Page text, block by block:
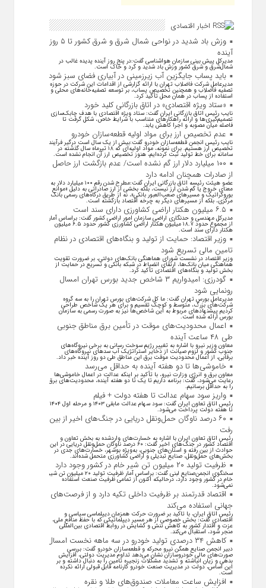
اخبار اقتصادی
وزش باد شدید در نواحی شمال شرق و شرق کشور تا ۵ روز
آینده
مدیرکل پیش بینی سازمان هواشناسی گفت:در پنج روز آینده پدیده غالب در
شمال‌شرق و شرق کشور وزش باد شدید و گرد و خاک است.
باید پساب جایگزین آب‌ زیرزمینی در آبیاری فضای سبز شود
مدیرعامل شرکت فاضلاب تهران با ارائه گزارشی از اقدامات این شرکت در حوزه
تصفیه فاضلاب و همچنین تخصیص پساب، بر توسعه تصفیه‌خانه‌های محلی و
استفاده از پساب در همان محل تأکید کرد.
«ستاد ویژه اقتصادی» در اتاق بازرگانی کلید خورد
نایب رئیس اتاق بازرگانی ایران گفت: ستاد ویژه اقتصادی با هدف چابک‌سازی
تصمیم‌گیری‌ها و ارائه راهکار‌های متناسب با شرایط خاص، شکل گرفت تا
فاصله میان مصوبه و اجرا کاهش یابد.
عدم تخصیص ارز برای مواد اولیه قطعه‌سازان خودرو
نایب رئیس انجمن قطعه‌سازان خودرو گفت:بیش از یک سال است درگیر فرآیند
تخصیص ارز هستیم. برای نمونه، مواد اولیه‌ای که ۱۸ تیرماه سال گذشته در
سامانه برای خط تولید ثبت کرده‌ایم، هنوز تخصیص ارز آن انجام نشده است.
۱۰۰ میلیارد دلار ارز گم نشده است/ عدم بازگشت ارز حاصل
از صادرات همچنان ادامه دارد
عضو هیئت رئیسه اتاق بازرگانی ایران گفت:مطرح شدن رقم ۱۰۰ میلیارد دلار به
معنای خروج یا گم شدن ارز نیست، بلکه بخشی از ارز صادراتی به دلیل «موانع
بوروکراتیک و مسیر‌های صعب‌العبور بانکی»، نه از طریق درگاه‌های رسمی بانک
مرکزی، بلکه از مسیر‌های دیگر به چرخه اقتصاد بازگشته است.
۶.۵ میلیون هکتار اراضی کشاورزی دارای سند است
مدیرکل مهندسی و حدنگاری اراضی سازمان امور اراضی کشور گفت: براساس آمار
از مجموع حدود ۱۸.۷ میلیون هکتار اراضی کشاورزی کشور حدود ۶.۵ میلیون
هکتار دارای سند است.
وزیر اقتصاد: حمایت از تولید و بنگاه‌های اقتصادی در نظام
تامین مالی تسریع شود
وزیر اقتصاد در نشست شورای هماهنگی بانک‌های دولتی، بر ضرورت تقویت
هماهنگی میان بانک‌ها، ارتقای انضباط در شبکه بانکی و تسریع در حمایت از
بخش تولید و بنگاه‌های اقتصادی تأکید کرد.
گودرزی: امیدواریم ۳ شاخص جدید بورس تهران امسال
رونمایی شود
مدیرعامل بورس تهران گفت: ما کل شرکت‌های بورس تهران را به سه گروه
شرکت‌های بزرگ، متوسط و کوچک تقسیم و برای هر یک شاخص طراحی
کردیم پیشنهاد‌های مربوط به این شاخص‌ها نیز به صورت رسمی به سازمان
بورس ارائه شده است.
اعمال محدودیت‌های موقت در تأمین برق مناطق جنوبی
طی ۴۸ ساعت آینده
معاون وزیر نیرو با اشاره به تغییر رژیم سوخت رسانی به برخی نیروگاه‌های
جنوب کشور و لزوم صیانت از ذخایر استراتژیک آب سد‌های نیروگاه‌های
برقابی، از اعمال محدودیت‌ موقت برق این مناطق طی دو روز آینده خبر داد.
خاموشی‌ها تا دو هفته آینده به حداقل می‌رسد
معاون برق و انرژی وزارت نیرو، با تأکید بر اینکه عدالت در اعمال خاموشی‌ها
رعایت می‌شود، گفت: برنامه داریم تا یک تا دو هفته آینده، محدودیت‌های برق
را به حداقل برسانیم.
واریز سود سهام عدالت تا هفته دولت + فیلم
رئیس اتاق تعاون ایران گفت: سود سهام عدالت مابقی ۱۴۰۳ و مرحله اول ۱۴۰۴
تا هفته دولت پرداخت می‌شود.
۶۰ درصد ناوگان حمل‌ونقل دریایی در جنگ‌های اخیر از بین
رفت
رئیس اتاق تعاون ایران با اشاره به خسارت‌های واردشده به بخش تعاون و
اقتصاد کشور در جنگ‌های اخیر گفت: ۶۰ درصد ناوگان حمل‌ونقل دریایی در این
حوادث از بین رفته و استان‌های جنوبی، به‌ویژه بوشهر، خسارت‌های جدی در
بخش‌های حمل‌ونقل، صنایع تبدیلی و اراضی کشاورزی متحمل شده‌اند.
ظرفیت تولید ۲۰ میلیون تن شیر خام در کشور وجود دارد
سخنگوی انجمن‌صنایع لبنی گفت: براساس آمار ظرفیت تولید ۲۰ میلیون تن شیر
خام در کشور وجود دارد، درحالیکه اکنون از تمامی ظرفیت صنعت استفاده
نمی‌شود.
اقتصاد قدرتمند بر ظرفیت داخلی تکیه دارد و از فرصت‌های
جهانی استفاده می‌کند
رئیس اتاق ایران، با تاکید بر ضرورت حرکت همزمان دیپلماسی سیاسی و
اقتصادی گفت: بخش خصوصی از هر مسیر دیپلماتیکی که با حفظ منافع ملی،
عزت و اقتدار کشور به کاهش تنش و گشایش در روابط اقتصادی بین‌المللی
منجر شود، استقبال می‌کند.
کاهش ۳۴ درصدی تولید خودرو در سه ماهه نخست امسال
دبیر انجمن صنایع همگن نیرو محرکه و قطعه‌سازان خودرو گفت: بررسی
صورت‌های مالی خودروسازان نشان می‌دهد تداوم مدیریت دولتی، افزایش
بدهی و زیان انباشته و تشدید مشکلات زنجیره تامین را به دنبال داشته و بر
این اساس، دولت در مدیریت صنعت خودرو کارنامه قابل قبولی ارائه نکرده
است.
افزایش ساعت معاملات صندوق‌های طلا و نقره